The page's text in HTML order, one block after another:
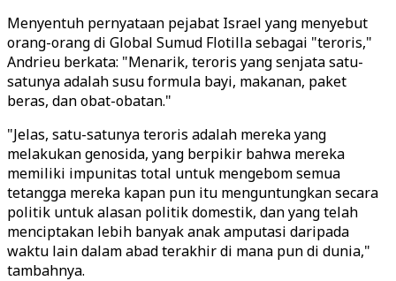
Menyentuh pernyataan pejabat Israel yang menyebut
orang-orang di Global Sumud Flotilla sebagai "teroris,"
Andrieu berkata: "Menarik, teroris yang senjata satu-
satunya adalah susu formula bayi, makanan, paket
beras, dan obat-obatan."
"Jelas, satu-satunya teroris adalah mereka yang
melakukan genosida, yang berpikir bahwa mereka
memiliki impunitas total untuk mengebom semua
tetangga mereka kapan pun itu menguntungkan secara
politik untuk alasan politik domestik, dan yang telah
menciptakan lebih banyak anak amputasi daripada
waktu lain dalam abad terakhir di mana pun di dunia,"
tambahnya.